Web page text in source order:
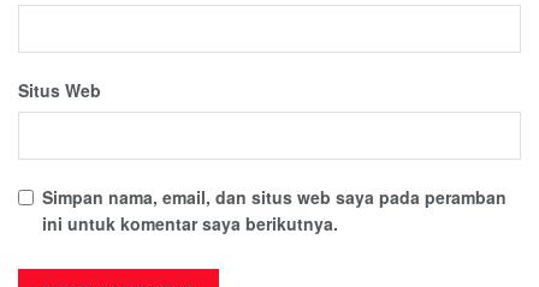
Situs Web
Simpan nama, email, dan situs web saya pada peramban
ini untuk komentar saya berikutnya.